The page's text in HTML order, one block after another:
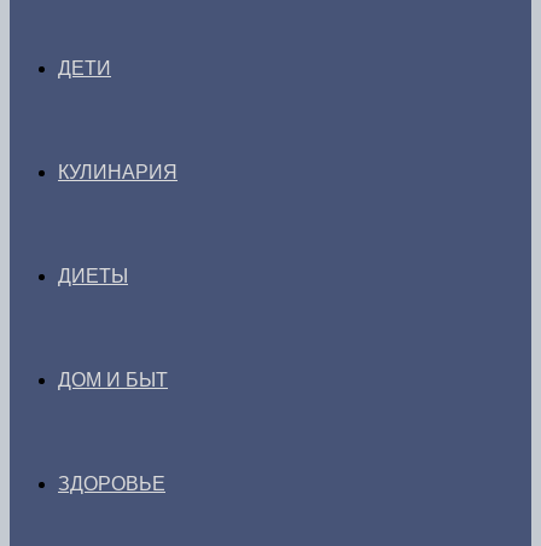
ДЕТИ
КУЛИНАРИЯ
ДИЕТЫ
ДОМ И БЫТ
ЗДОРОВЬЕ